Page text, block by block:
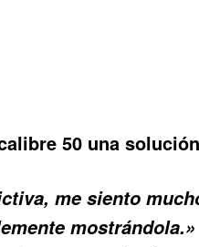
50 una
me siento
mostrándola.»